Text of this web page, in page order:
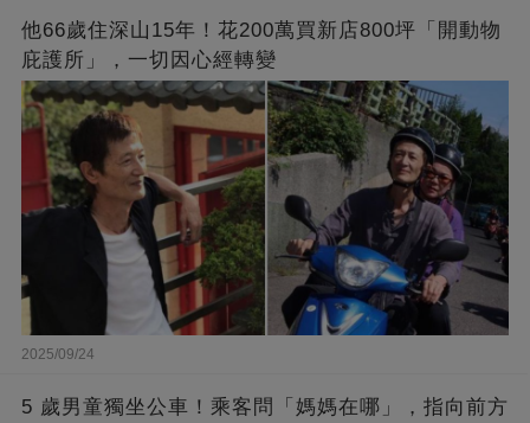
他66歲住深山15年！花200萬買新店800坪「開動物
庇護所」，一切因心經轉變
2025/09/24
5 歲男童獨坐公車！乘客問「媽媽在哪」，指向前方